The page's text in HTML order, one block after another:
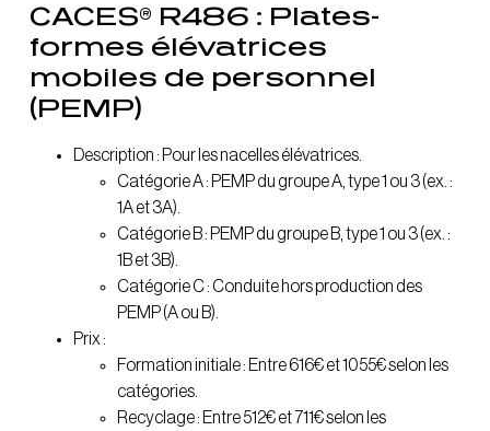
CACES® R486 : Plates-
formes élévatrices
mobiles de personnel
(PEMP)
Description : Pour les nacelles élévatrices.
Catégorie A : PEMP du groupe A, type 1 ou 3 (ex. :
1A et 3A).
Catégorie B : PEMP du groupe B, type 1 ou 3 (ex. :
1B et 3B).
Catégorie C : Conduite hors production des
PEMP (A ou B).
Prix :
Formation initiale : Entre 616€ et 1055€ selon les
catégories.
Recyclage : Entre 512€ et 711€ selon les